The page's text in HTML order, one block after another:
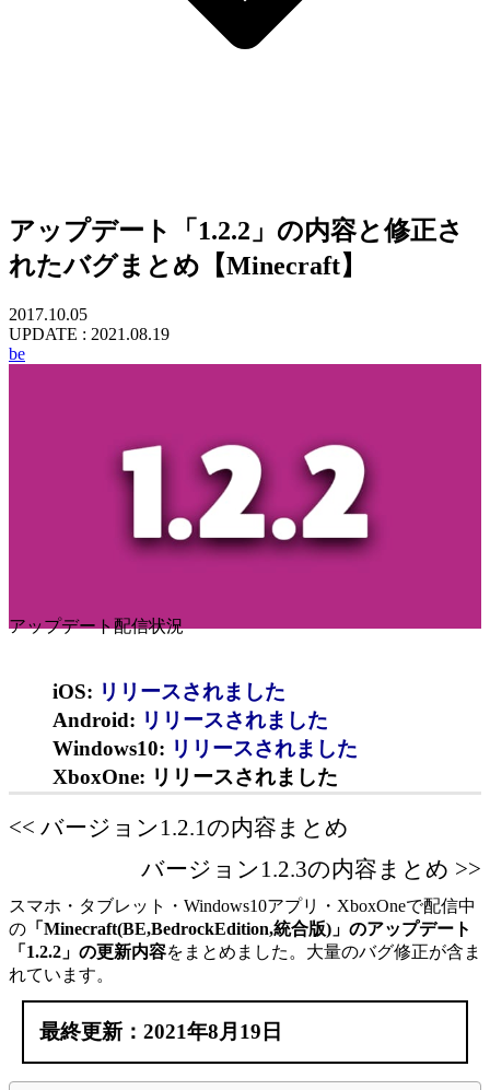
アップデート「1.2.2」の内容と修正さ
れたバグまとめ【Minecraft】
2017.10.05
UPDATE : 2021.08.19
be
アップデート配信状況
iOS: リリースされました
Android: リリースされました
Windows10: リリースされました
XboxOne: リリースされました
<< バージョン1.2.1の内容まとめ
バージョン1.2.3の内容まとめ >>
スマホ・タブレット・Windows10アプリ・XboxOneで配信中
の 「Minecraft(BE,BedrockEdition,統合版)」のアップデート
「1.2.2」の更新内容をまとめました。大量のバグ修正が含ま
れています。
最終更新：2021年8月19日